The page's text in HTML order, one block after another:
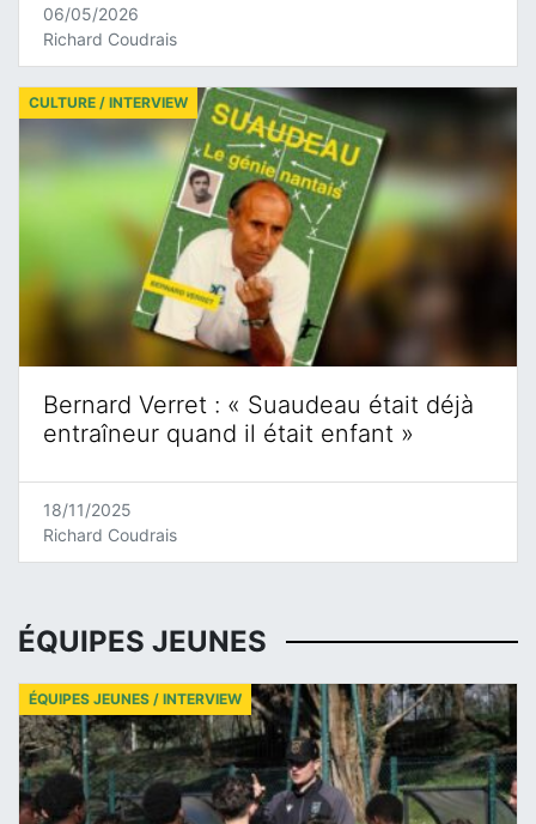
06/05/2026
Richard Coudrais
Bernard Verret : « Suaudeau était déjà
entraîneur quand il était enfant »
CULTURE / INTERVIEW
18/11/2025
Richard Coudrais
ÉQUIPES JEUNES
ÉQUIPES JEUNES / INTERVIEW